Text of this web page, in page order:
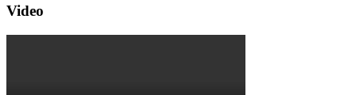
Video